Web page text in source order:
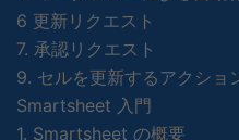
6 更新リクエスト
7. 承認リクエスト
9. セルを更新するアクショ
Smartsheet 入門
1. Smartsheet の概要